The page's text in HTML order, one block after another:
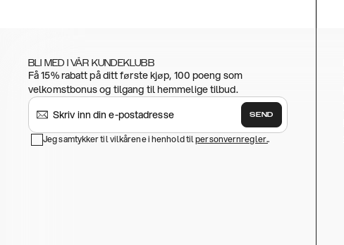
BLI MED I VÅR KUNDEKLUBB
Få 15% rabatt på ditt første kjøp, 100 poeng som
velkomstbonus og tilgang til hemmelige tilbud.
SEND
Jeg samtykker til vilkårene i henhold tilpersonvernregler..